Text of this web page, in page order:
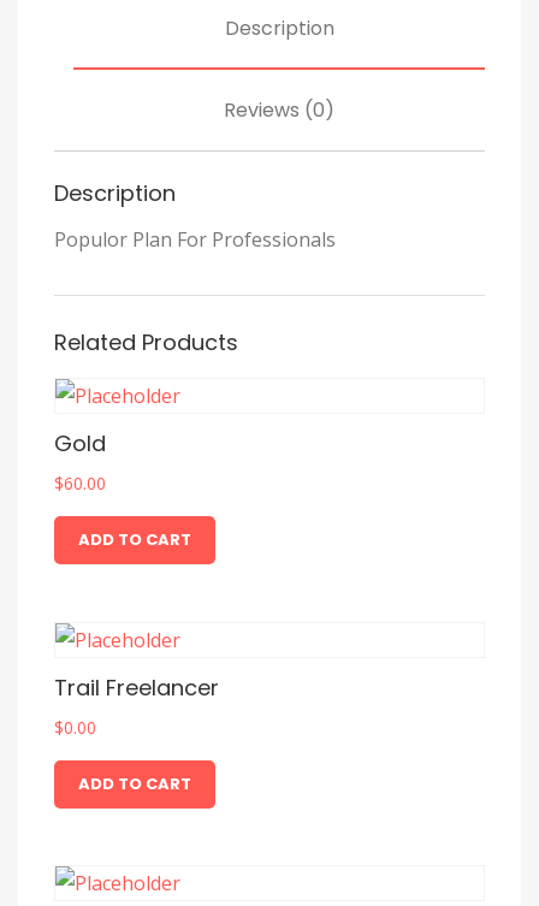
Description
Reviews (0)
Description
Populor Plan For Professionals
Related Products
Gold
$60.00
ADD TO CART
Trail Freelancer
$0.00
ADD TO CART